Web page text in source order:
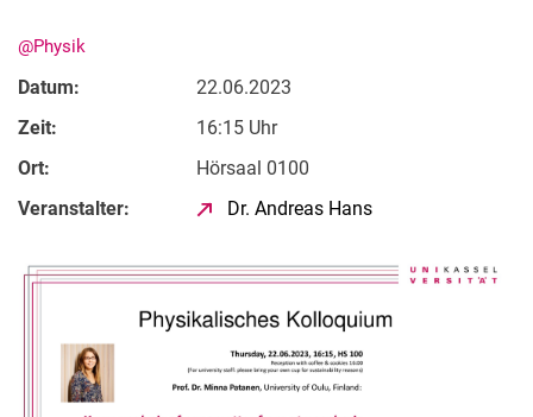
@Physik
Datum:
22.06.2023
Zeit:
16:15 Uhr
Ort:
Hörsaal 0100
Veranstalter:
Dr. Andreas Hans